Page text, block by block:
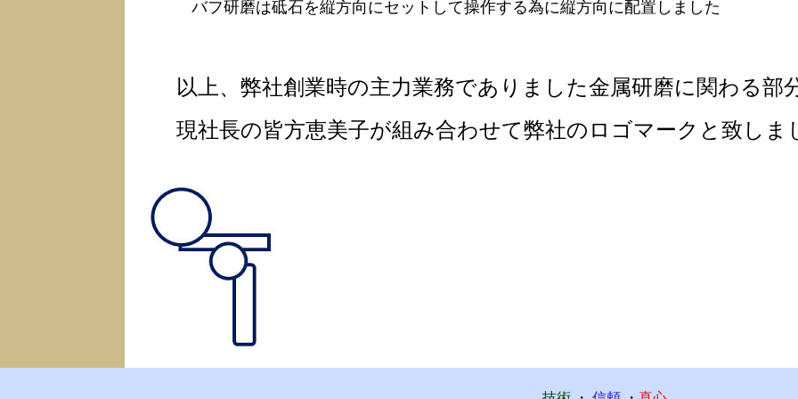
バフ研磨は砥石を縦方向にセットして操作する為に縦方向に配置しました
以上、弊社創業時の主力業務でありました金属研磨に関わる部分
現社長の皆方恵美子が組み合わせて弊社のロゴマークと致しま